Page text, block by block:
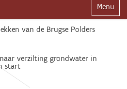
Klap
van de Brugse Polders
verzilting grondwater in
start